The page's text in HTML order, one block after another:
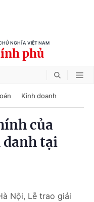
NGHĨA VIỆT NAM
phủ
Kinh doanh
của
danh tại
Nội, Lễ trao giải